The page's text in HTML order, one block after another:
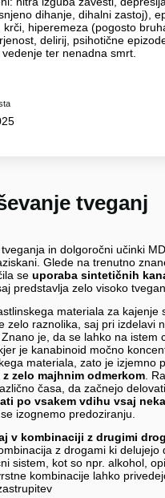
dihanje, dihalni zastoj),
krči, hiperemeza (pogosto
delirij, psihotične
ter nenadna smrt.
tveganj
in dolgoročni učinki
Glede na trenutno
se uporaba sintetičnih
predstavlja zelo visoko
materiala za kajenje
zelo raznolika, saj pri izdelavi
je, da se lahko na istem
je kanabinoid močno
materiala, zato je izjemno
z zelo majhnim odmerkom.
časa, da začnejo
po vsakem vdihu vsaj
izognemo predoziranju.
v kombinaciji z drugimi
z drogami ki delujejo
sistem, kot so npr. alkohol,
kombinacije lahko